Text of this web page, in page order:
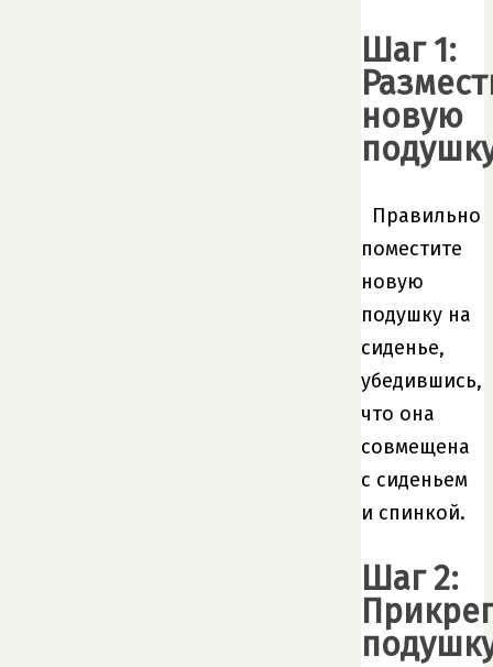
Шаг 1:
новую
Правильно
поместите
новую
подушку на
сиденье,
убедившись,
что она
совмещена
с сиденьем
и спинкой.
Шаг 2: